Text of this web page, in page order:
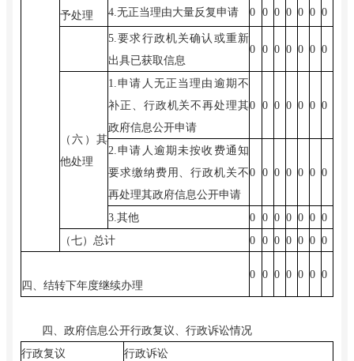
予处理
4. 无正当理由大量反复申请 0 0 0 0 0 0 0
5. 要求行政机关确认或重新
出具已获取信息
0 0 0 0 0 0 0
（六）其
他处理
1. 申请人无正当理由逾期不
补正、行政机关不再处理其
政府信息公开申请
0 0 0 0 0 0 0
2. 申请人逾期未按收费通知
要求缴纳费用、行政机关不
再处理其政府信息公开申请
0 0 0 0 0 0 0
3. 其他 0 0 0 0 0 0 0
（七）总计
0 0 0 0 0 0 0
四、结转下年度继续办理
0 0 0 0 0 0 0
四、政府信息公开行政复议、行政诉讼情况
行政复议
行政诉讼